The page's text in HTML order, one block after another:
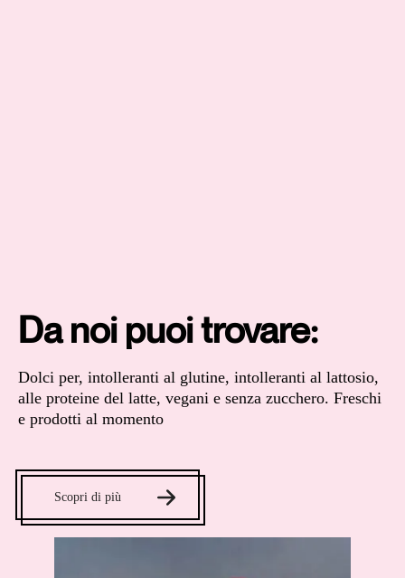
Da noi puoi trovare:
Dolci per, intolleranti al glutine, intolleranti al lattosio,
alle proteine del latte, vegani e senza zucchero. Freschi
e prodotti al momento
Scopri di più